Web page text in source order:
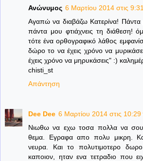
Ανώνυμος 6 Μαρτίου 2014 στις
Αγαπώ να διαβάζω Κατερίνα! Πάντα
πάντα μου φτιάχνεις τη
τότε ένα ορθογραφικό λάθος
δώρο το να έχεις χρόνο να
έχεις χρόνο να μηρυκάσεις" :)
chisti_st
Απάντηση
Dee Dee 6 Μαρτίου 2014 στις 10:29
Νιωθω να εχω τοσα πολλα να
θεμα. Εγραφα απο πολυ μικρη.
νευρα. Και το πολυτιμοτερο
καποιον, ηταν ενα τετραδιο που